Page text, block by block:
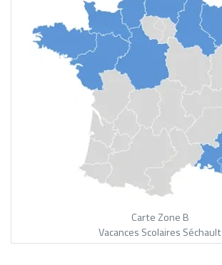
Carte Zone B
Vacances Scolaires Séchault